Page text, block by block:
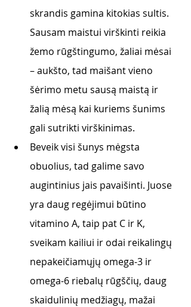
skrandis gamina kitokias sultis.
Sausam maistui virškinti reikia
žemo rūgštingumo, žaliai mėsai
– aukšto, tad maišant vieno
šėrimo metu sausą maistą ir
žalią mėsą kai kuriems šunims
gali sutrikti virškinimas.
Beveik visi šunys mėgsta
obuolius, tad galime savo
augintinius jais pavaišinti. Juose
yra daug regėjimui būtino
vitamino A, taip pat C ir K,
sveikam kailiui ir odai reikalingų
nepakeičiamųjų omega-3 ir
omega-6 riebalų rūgščių, daug
skaidulinių medžiagų, mažai